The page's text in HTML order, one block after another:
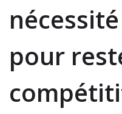
pour